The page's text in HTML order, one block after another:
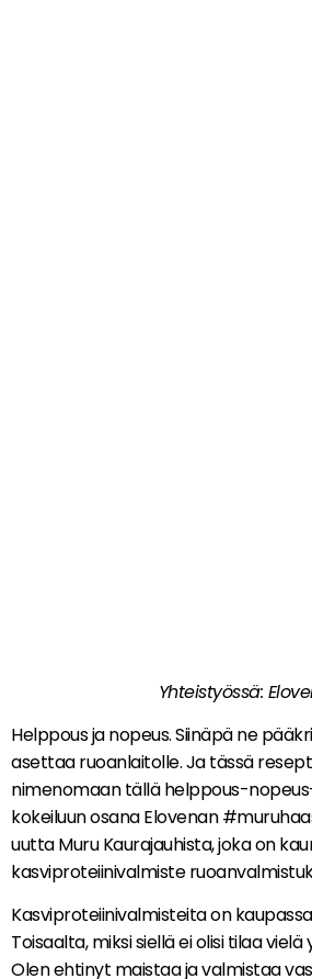
Yhteistyössä:
Helppous ja nopeus. Siinäpä ne
asettaa ruoanlaitolle. Ja tässä
nimenomaan tällä helppous-
kokeiluun osana Elovenan
uutta Muru Kaurajauhista, joka on
kasviproteiinivalmiste
Kasviproteiinivalmisteita on
Toisaalta, miksi siellä ei olisi tilaa
Olen ehtinyt maistaa ja valmistaa